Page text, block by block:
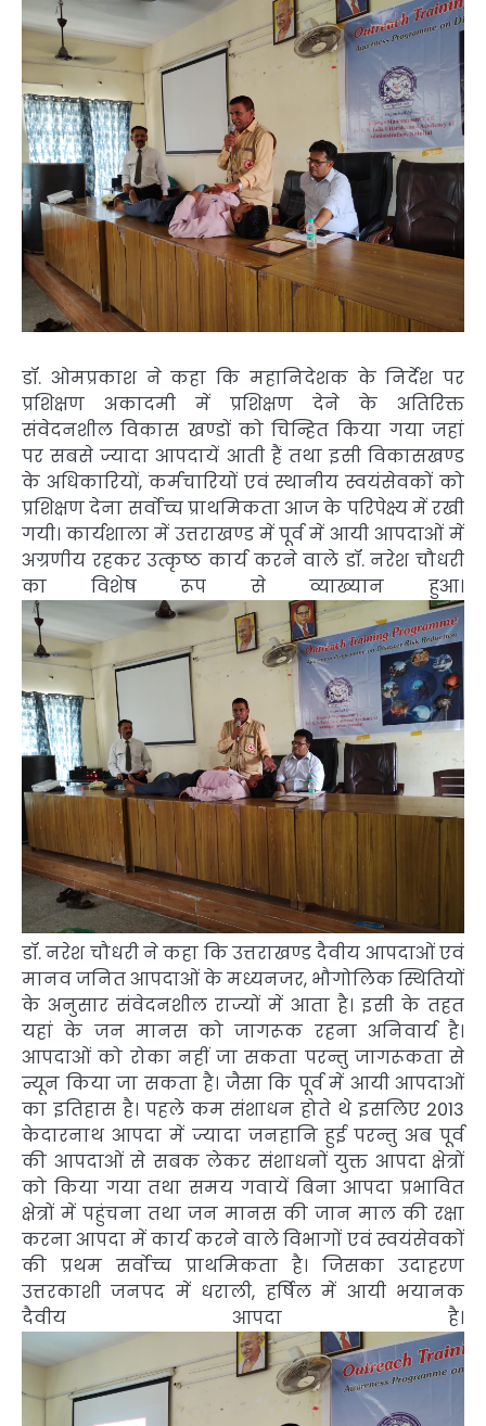
डॉ. ओमप्रकाश ने कहा कि महानिदेशक के निर्देश पर
प्रशिक्षण अकादमी में प्रशिक्षण देने के अतिरिक्त
संवेदनशील विकास खण्डों को चिन्हित किया गया जहां
पर सबसे ज्यादा आपदायें आती हैं तथा इसी विकासखण्ड
के अधिकारियों, कर्मचारियों एवं स्थानीय स्वयंसेवकों को
प्रशिक्षण देना सर्वोच्च प्राथमिकता आज के परिपेक्ष्य में रखी
गयी। कार्यशाला में उत्तराखण्ड में पूर्व में आयी आपदाओं में
अग्रणीय रहकर उत्कृष्ठ कार्य करने वाले डॉ. नरेश चौधरी
का विशेष रूप से व्याख्यान हुआ।
डॉ. नरेश चौधरी ने कहा कि उत्तराखण्ड दैवीय आपदाओं एवं
मानव जनित आपदाओं के मध्यनजर, भौगोलिक स्थितियों
के अनुसार संवेदनशील राज्यों में आता है। इसी के तहत
यहां के जन मानस को जागरूक रहना अनिवार्य है।
आपदाओं को रोका नहीं जा सकता परन्तु जागरूकता से
न्यून किया जा सकता है। जैसा कि पूर्व में आयी आपदाओं
का इतिहास है। पहले कम संशाधन होते थे इसलिए 2013
केदारनाथ आपदा में ज्यादा जनहानि हुई परन्तु अब पूर्व
की आपदाओं से सबक लेकर संशाधनों युक्त आपदा क्षेत्रों
को किया गया तथा समय गवायें बिना आपदा प्रभावित
क्षेत्रों में पहुंचना तथा जन मानस की जान माल की रक्षा
करना आपदा में कार्य करने वाले विभागों एवं स्वयंसेवकों
की प्रथम सर्वोच्च प्राथमिकता है। जिसका उदाहरण
उत्तरकाशी जनपद में धराली, हर्षिल में आयी भयानक
दैवीय आपदा है।